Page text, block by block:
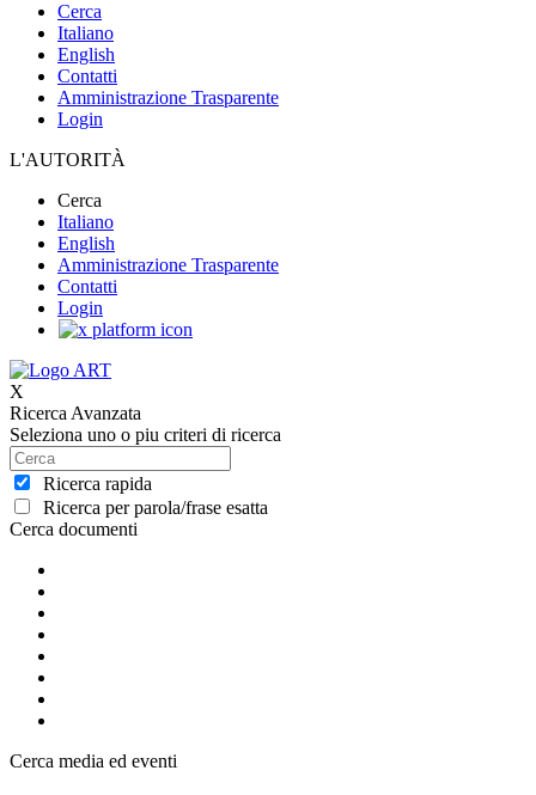
Cerca
Italiano
English
Contatti
Amministrazione Trasparente
Login
L'AUTORITÀ
Cerca
Italiano
English
Amministrazione Trasparente
Contatti
Login
X
Ricerca Avanzata
Seleziona uno o piu criteri di ricerca
Ricerca rapida
Ricerca per parola/frase esatta
Cerca documenti
Cerca media ed eventi